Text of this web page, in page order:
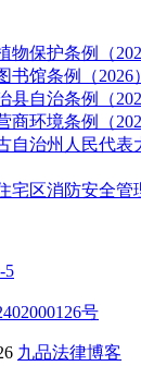
物保护条例（
书馆条例（2026）
县自治条例（
商环境条例（
自治州人民代表
宅区消防安全管
5
号
九品法律博客